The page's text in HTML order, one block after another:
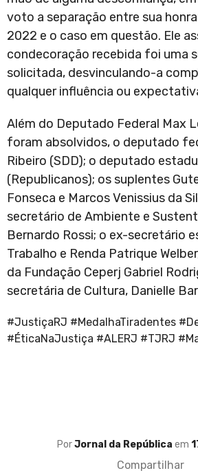
voto a separação entre sua
2022 e o caso em questão. Ele
condecoração recebida foi uma
solicitada, desvinculando-a
qualquer influência ou
Além do Deputado Federal Max
foram absolvidos, o deputado
Ribeiro (SDD); o deputado
(Republicanos); os suplentes
Fonseca e Marcos Venissius da
secretário de Ambiente e
Bernardo Rossi; o ex-secretário
Trabalho e Renda Patrique
da Fundação Ceperj Gabriel
secretária de Cultura, Danielle
#JustiçaRJ #MedalhaTiradentes
#ÉticaNaJustiça #ALERJ #TJRJ
PorJornal da República em
Compartilhar